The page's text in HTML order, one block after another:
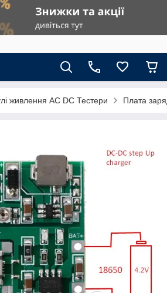
живлення АС DC Тестери Плата